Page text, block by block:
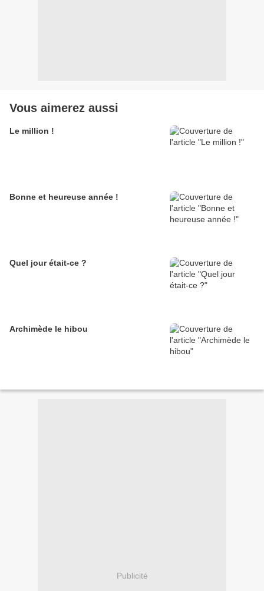
Vous aimerez aussi
Le million !
Bonne et heureuse année !
Quel jour était-ce ?
Archimède le hibou
Publicité